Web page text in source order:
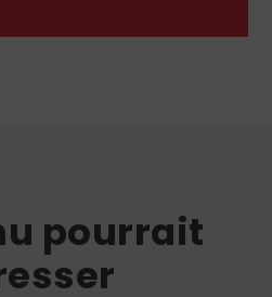
pourrait